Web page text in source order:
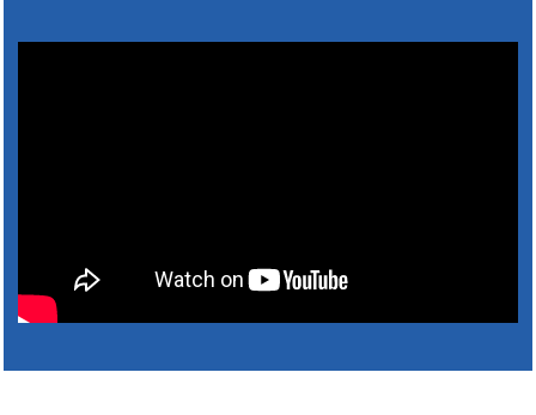
4. augusta 2026 10:05
Zberný dvor-Gyűjtőudvar